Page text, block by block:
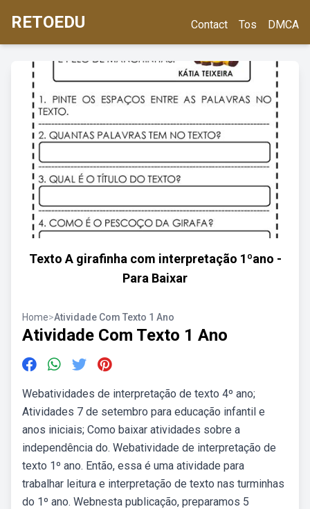
RETOEDU Contact Tos DMCA
Texto A girafinha com interpretação 1ºano -
Para Baixar
Home>Atividade Com Texto 1 Ano
Atividade Com Texto 1 Ano
Webatividades de interpretação de texto 4º ano;
Atividades 7 de setembro para educação infantil e
anos iniciais; Como baixar atividades sobre a
independência do. Webatividade de interpretação de
texto 1º ano. Então, essa é uma atividade para
trabalhar leitura e interpretação de texto nas turminhas
do 1º ano. Webnesta publicação, preparamos 5